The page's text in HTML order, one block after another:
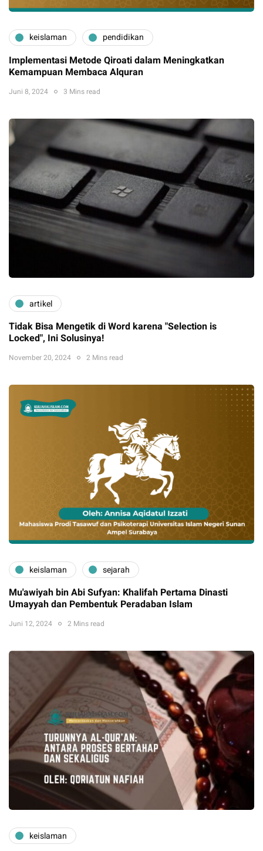
keislaman pendidikan
Implementasi Metode Qiroati dalam Meningkatkan
Kemampuan Membaca Alquran
Juni 8, 2024 3 Mins read
artikel
Tidak Bisa Mengetik di Word karena "Selection is
Locked", Ini Solusinya!
November 20, 2024 2 Mins read
keislaman sejarah
Mu'awiyah bin Abi Sufyan: Khalifah Pertama Dinasti
Umayyah dan Pembentuk Peradaban Islam
Juni 12, 2024 2 Mins read
keislaman